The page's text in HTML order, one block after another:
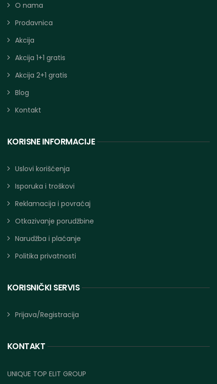
O nama
Prodavnica
Akcija
Akcija 1+1 gratis
Akcija 2+1 gratis
Blog
Kontakt
KORISNE INFORMACIJE
Uslovi korišćenja
Isporuka i troškovi
Reklamacija i povraćaj
Otkazivanje porudžbine
Narudžba i plaćanje
Politika privatnosti
KORISNIČKI SERVIS
Prijava/Registracija
KONTAKT
UNIQUE TOP ELIT GROUP